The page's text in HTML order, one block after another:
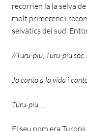
recorrien la la selva de
molt primerenc i
selvàtics del sud.
//Turu-piu, Turu-piu sóc
Jo canto a la vida i
Turu-piu….
El seu nom era